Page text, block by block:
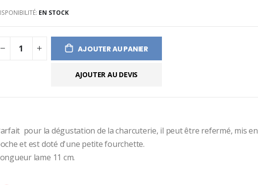
EN STOCK
AJOUTER AU PANIER
AJOUTER AU DEVIS
pour la dégustation de la charcuterie, il peut être refermé, mis en
et est doté d'une petite fourchette.
lame 11 cm.